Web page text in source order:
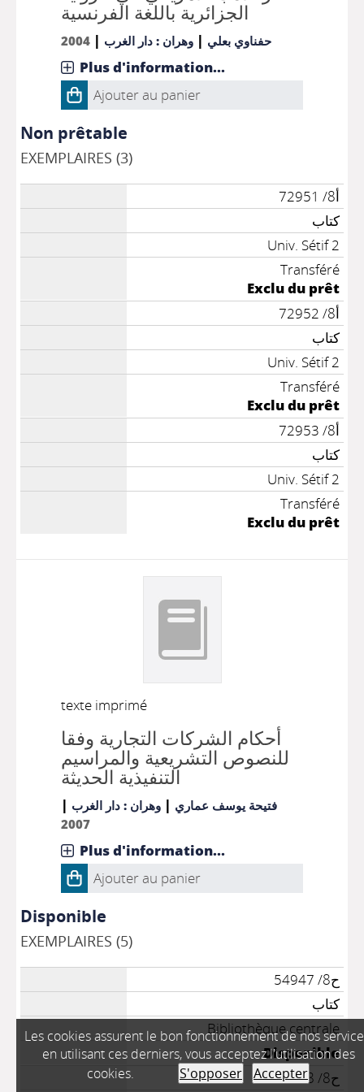
الجزائرية باللغة الفرنسية
حفناوي بعلي |وهران : دار الغرب |
2004
Plus d'information...
Ajouter au panier
Non prêtable
EXEMPLAIRES (3)
أ8/ 72951
كتاب
Univ. Sétif 2
Transféré
Exclu du prêt
أ8/ 72952
كتاب
Univ. Sétif 2
Transféré
Exclu du prêt
أ8/ 72953
كتاب
Univ. Sétif 2
Transféré
Exclu du prêt
texte imprimé
أحكام الشركات التجارية وفقا
للنصوص التشريعية والمراسيم
التنفيذية الحديثة
فتيحة يوسف عماري |وهران : دار الغرب |
2007
Plus d'information...
Ajouter au panier
Disponible
EXEMPLAIRES (5)
ح8/ 54947
كتاب
Bibliothèque centrale
Disponible
ح8/ 54948
Les cookies assurent le bon fonctionnement de nos
en utilisant ces derniers, vous acceptez l'utilisation des
cookies.
S'opposer Accepter